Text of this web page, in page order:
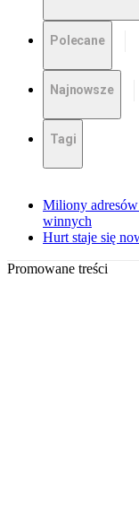
Polecane
Najnowsze
Tagi
Miliony
winnych
Hurt staje się
Promowane treści